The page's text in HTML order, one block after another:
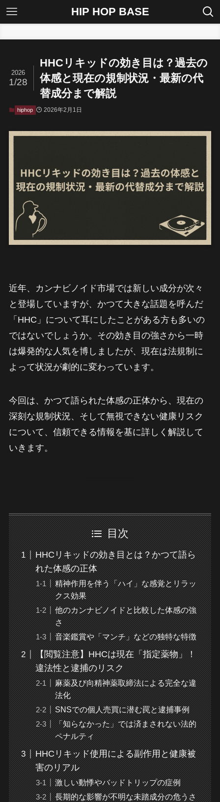
HIP HOP BASE
HHCリキッドの効き目は？過去の
体感と現在の規制状況・最新の代
替成分まで解説
2026
1/28
hiphop 2026年2月1日
近年、カンナビノイド市場では新しい成分が次々
と登場していますが、かつて大きな話題を呼んだ
「HHC」について耳にしたことがある方も多いの
ではないでしょうか。その効き目の強さから一時
は爆発的な人気を博しましたが、現在は法規制に
よって状況が劇的に変わっています。
今回は、かつて語られた体感の正体から、現在の
深刻な規制状況、そして無視できない健康リスク
について、信頼できる情報を基に詳しく解説して
いきます。
目次
HHCリキッドの効き目とは？かつて語ら
れた体感の正体
精神作用を伴う「ハイ」な感覚とリラッ
クス効果
他のカンナビノイドと比較した体感の強
さ
音楽鑑賞や「マンチ」などの独特な特徴
【閲覧注意】HHCは現在「指定薬物」！
違法性と逮捕のリスク
麻薬及び向精神薬取締法による完全な違
法化
SNSでの個人売買に潜む罠と逮捕事例
「知らなかった」では済まされない法的
ペナルティ
HHCリキッド使用による副作用と健康被
害のリアル
激しい動悸やバッドトリップの症例
長期的な影響が不明な未踏成分の危うさ